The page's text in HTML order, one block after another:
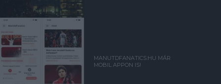
MANUTDFANATICS.HU MÁR
MOBIL APPON IS!